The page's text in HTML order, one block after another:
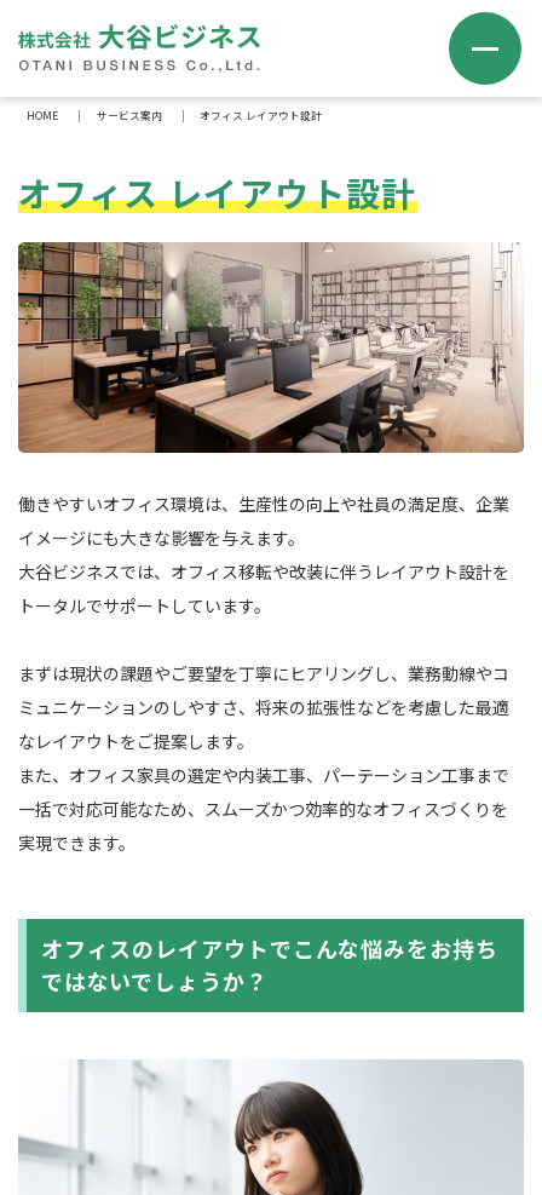
HOME サービス案内 オフィス レイアウト設計
オフィス レイアウト設計
働きやすいオフィス環境は、生産性の向上や社員の満足度、企業
イメージにも大きな影響を与えます。
大谷ビジネスでは、オフィス移転や改装に伴うレイアウト設計を
トータルでサポートしています。
まずは現状の課題やご要望を丁寧にヒアリングし、業務動線やコ
ミュニケーションのしやすさ、将来の拡張性などを考慮した最適
なレイアウトをご提案します。
また、オフィス家具の選定や内装工事、パーテーション工事まで
一括で対応可能なため、スムーズかつ効率的なオフィスづくりを
実現できます。
オフィスのレイアウトでこんな悩みをお持ち
ではないでしょうか？